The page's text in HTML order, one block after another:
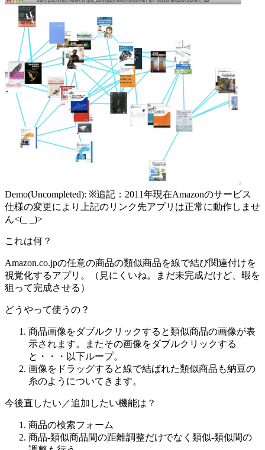
Demo(Uncompleted): ※追記：2011年現在Amazonのサービス
仕様の変更により上記のリンク先アプリは正常に動作しませ
ん<(_ _)>
これは何？
Amazon.co.jpの任意の商品の類似商品を線で結び関連付けを
視覚化するアプリ。（見にくいね。まだ未完成だけど、暇を
狙って完成させる）
どうやって使うの？
商品画像をダブルクリックすると類似商品の画像が表
示されます。またその画像をダブルクリックする
と・・・以下ループ。
画像をドラッグすると線で結ばれた類似商品も納豆の
糸のようについてきます。
今後直したい／追加したい機能は？
商品の検索フォーム
商品-類似商品間の距離調整だけでなく類似-類似間の